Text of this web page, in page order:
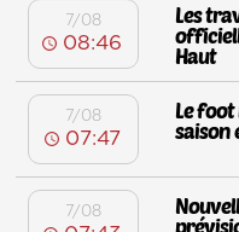
7/08
08:46
Les
Haut
7/08
07:47
Le
saison
7/08